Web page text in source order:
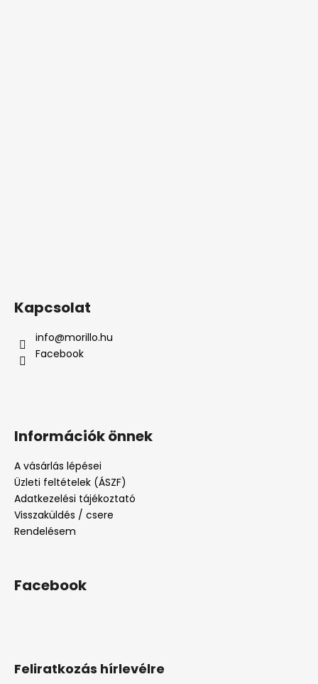
Feliratkozás hírlevélre
Kapcsolat
info@morillo.hu
Facebook
Információk önnek
A vásárlás lépései
Üzleti feltételek (ÁSZF)
Adatkezelési tájékoztató
Visszaküldés / csere
Rendelésem
Facebook